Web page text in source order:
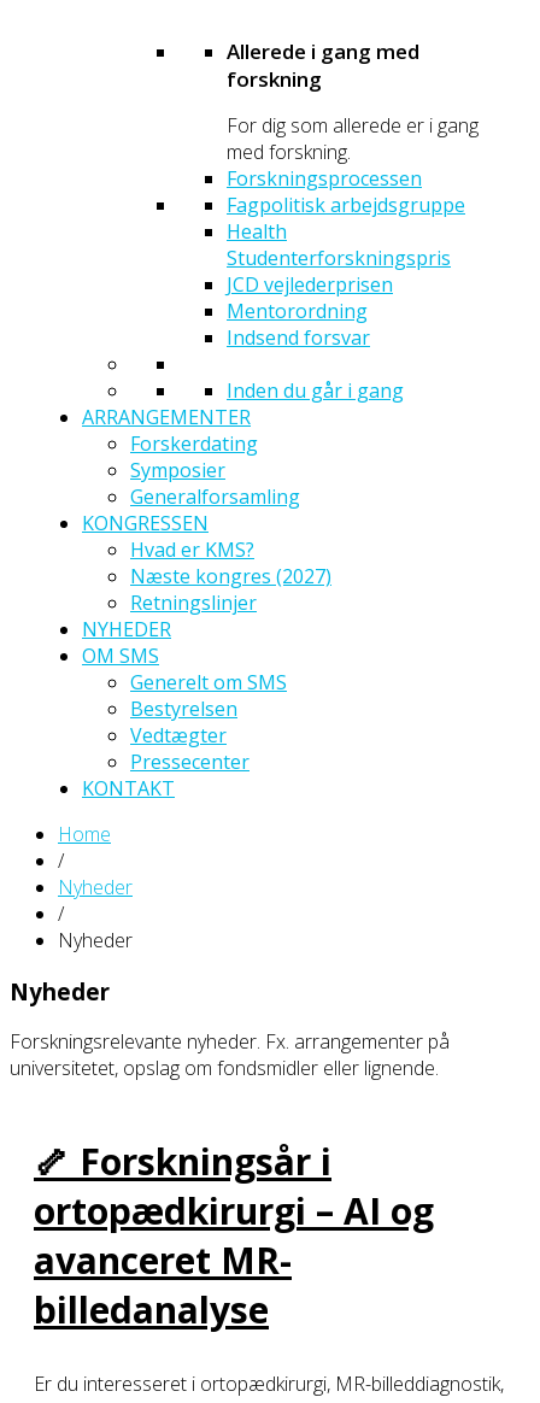
Allerede i gang med
forskning
For dig som allerede er i gang
med forskning.
Forskningsprocessen
Fagpolitisk arbejdsgruppe
Health
Studenterforskningspris
JCD vejlederprisen
Mentorordning
Indsend forsvar
Inden du går i gang
ARRANGEMENTER
Forskerdating
Symposier
Generalforsamling
KONGRESSEN
Hvad er KMS?
Næste kongres (2027)
Retningslinjer
NYHEDER
OM SMS
Generelt om SMS
Bestyrelsen
Vedtægter
Pressecenter
KONTAKT
Home
/
Nyheder
/
Nyheder
Nyheder
Forskningsrelevante nyheder. Fx. arrangementer på
universitetet, opslag om fondsmidler eller lignende.
🦴 Forskningsår i
ortopædkirurgi – AI og
avanceret MR-
billedanalyse
Er du interesseret i ortopædkirurgi, MR-billeddiagnostik,